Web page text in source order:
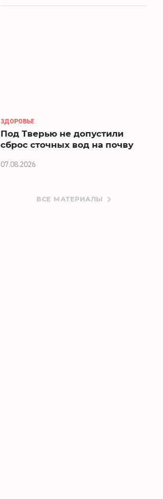
ЗДОРОВЬЕ
Под Тверью не допустили
сброс сточных вод на почву
07.08.2026
ВСЕ МАТЕРИАЛЫ